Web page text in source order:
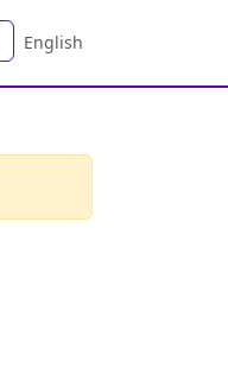
English